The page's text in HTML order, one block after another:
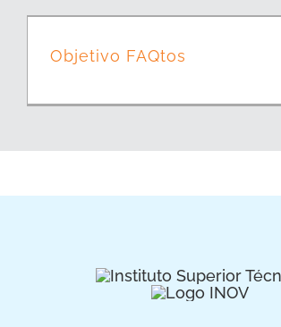
Objetivo FAQtos